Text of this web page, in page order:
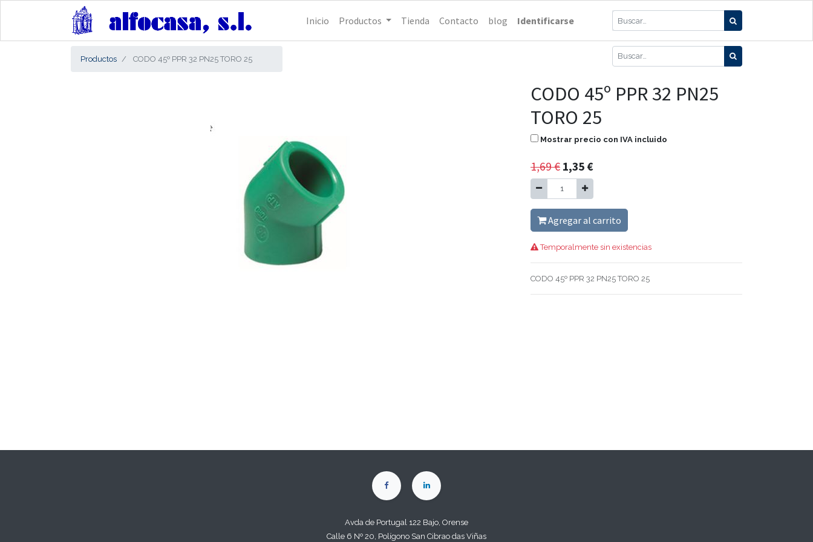
Inicio Productos Tienda Contacto blog Identificarse
Productos CODO 45º PPR 32 PN25 TORO 25
CODO 45º PPR 32 PN25
TORO 25
Mostrar precio con IVA incluido
1,69€ 1,35 €
Agregar al carrito
Temporalmente sin existencias
CODO 45º PPR 32 PN25 TORO 25
Avda de Portugal 122 Bajo, Orense
Calle 6 Nº 20, Polígono San Cibrao das Viñas